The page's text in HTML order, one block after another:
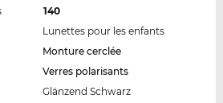
140
Lunettes pour les enfants
Monture cerclée
Verres polarisants
Glänzend Schwarz